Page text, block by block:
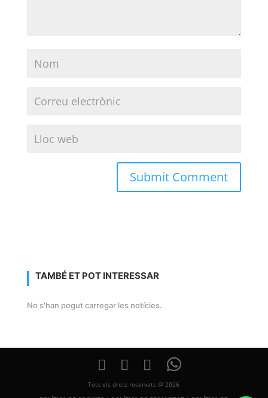
TAMBÉ ET POT INTERESSAR
No s'han pogut carregar les notícies.
Tots els drets reservats @ 2026